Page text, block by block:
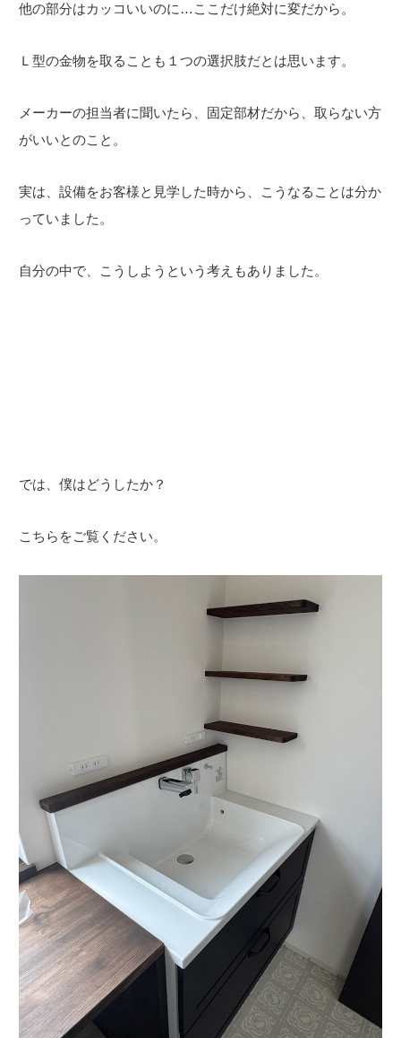
他の部分はカッコいいのに…ここだけ絶対に変だから。
Ｌ型の金物を取ることも１つの選択肢だとは思います。
メーカーの担当者に聞いたら、固定部材だから、取らない方
がいいとのこと。
実は、設備をお客様と見学した時から、こうなることは分か
っていました。
自分の中で、こうしようという考えもありました。
では、僕はどうしたか？
こちらをご覧ください。